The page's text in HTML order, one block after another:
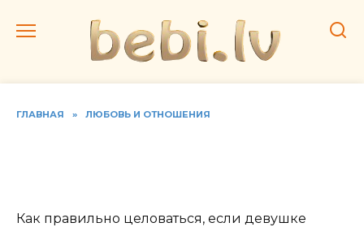
ГЛАВНАЯ » ЛЮБОВЬ И ОТНОШЕНИЯ
Как правильно целоваться, если девушке